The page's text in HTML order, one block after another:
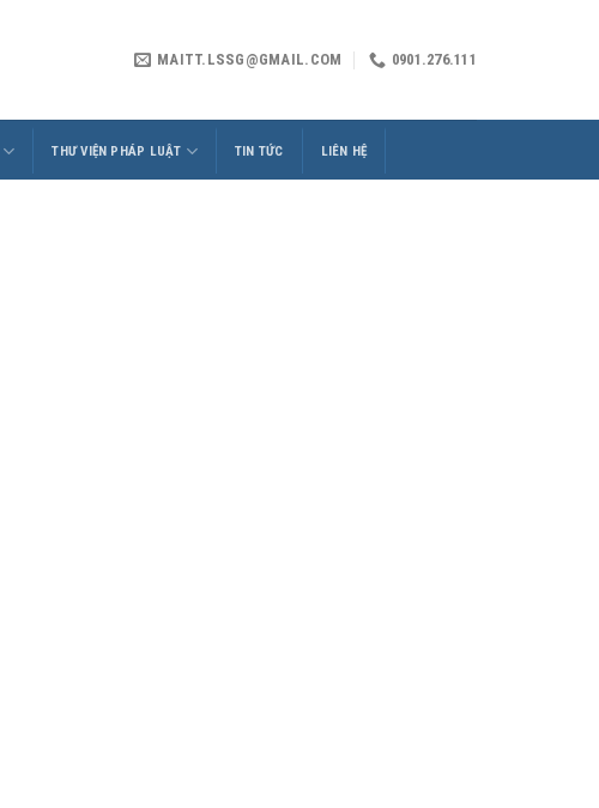
MAITT.LSSG@GMAIL.COM 0901.276.111
THƯ VIỆN PHÁP LUẬT TIN TỨC LIÊN HỆ